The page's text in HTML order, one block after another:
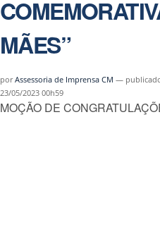
MÃES”
porAssessoria de Imprensa CM —
23/05/2023 00h59
MOÇÃO DE